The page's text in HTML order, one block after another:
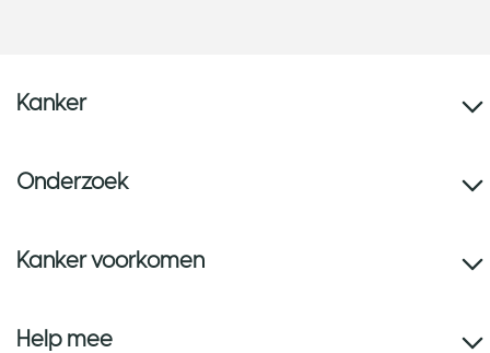
Kanker
Onderzoek
Kanker voorkomen
Help mee